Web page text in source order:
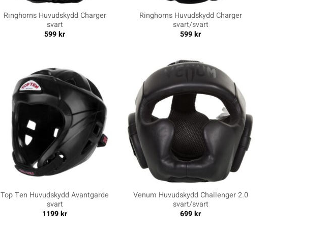
Ringhorns Huvudskydd Charger
svart
599kr
Ringhorns Huvudskydd Charger
svart/svart
599kr
Top Ten Huvudskydd Avantgarde
svart
1199kr
Venum Huvudskydd Challenger 2.0
svart/svart
699kr